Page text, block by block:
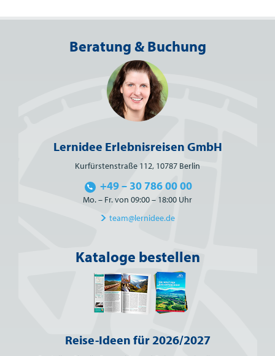
Beratung & Buchung
Lernidee Erlebnisreisen GmbH
Kurfürstenstraße 112, 10787 Berlin
+49 – 30 786 00 00
Mo. – Fr. von 09:00 – 18:00 Uhr
team@lernidee.de
Kataloge bestellen
Reise-Ideen für 2026/2027